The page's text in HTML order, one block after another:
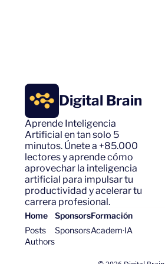
Digital Brain
Aprende Inteligencia
Artificial en tan solo 5
minutos. Únete a +85.000
lectores y aprende cómo
aprovechar la inteligencia
artificial para impulsar tu
productividad y acelerar tu
carrera profesional.
Home
Posts
Authors
Sponsors
Sponsors
Formación
Academ·IA